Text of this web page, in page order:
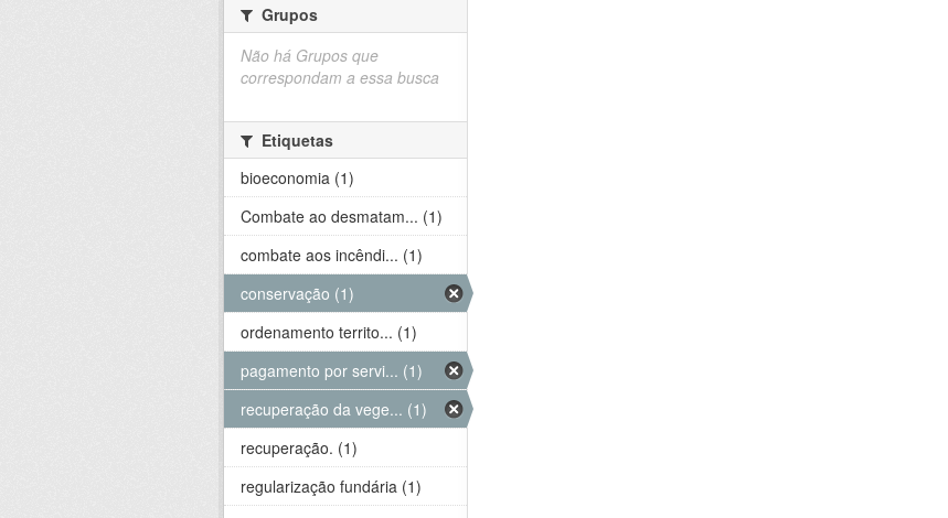
Grupos
Não há Grupos que
correspondam a essa busca
Etiquetas
bioeconomia (1)
Combate ao desmatam... (1)
combate aos incêndi... (1)
conservação (1)
ordenamento territo... (1)
pagamento por servi... (1)
recuperação da vege... (1)
recuperação. (1)
regularização fundária (1)